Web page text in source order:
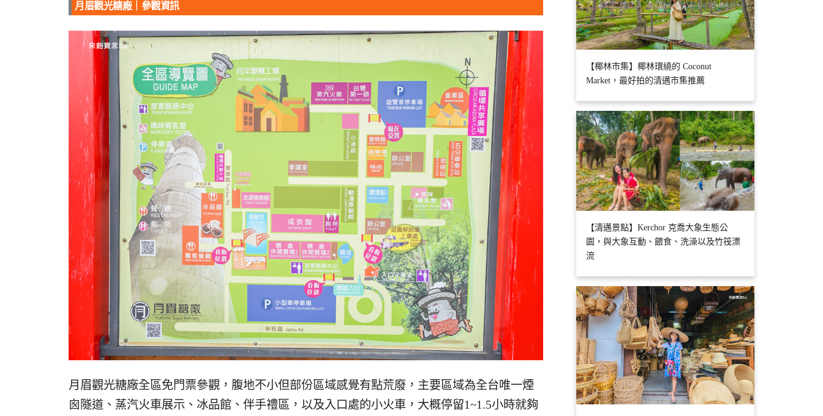
月眉觀光糖廠｜參觀資訊
月眉觀光糖廠全區免門票參觀，腹地不小但部份區域感覺有點荒廢，主要區域為全台唯一煙
囪隧道、蒸汽火車展示、冰品館、伴手禮區，以及入口處的小火車，大概停留1~1.5小時就夠
【椰林市集】椰林環繞的 Coconut
Market，最好拍的清邁市集推薦
【清邁景點】Kerchor 克喬大象生態公
園，與大象互動、餵食、洗澡以及竹筏漂
流